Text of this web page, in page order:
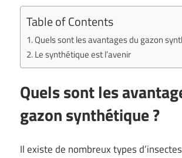
Table of Contents
Quels sont les avantages du gazon
Le synthétique est l’avenir
Quels sont les
gazon synthétique ?
Il existe de nombreux types